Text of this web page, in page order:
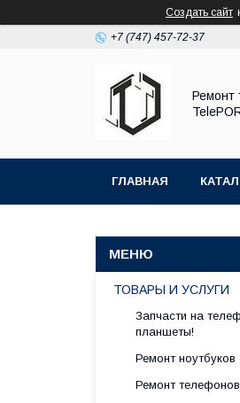
Создать сайт
+7 (747) 457-72-37
Ремонт
ГЛАВНАЯ
ТОВАРЫ И УСЛУГИ
Запчасти на
планшеты!
Ремонт ноутбуков
Ремонт